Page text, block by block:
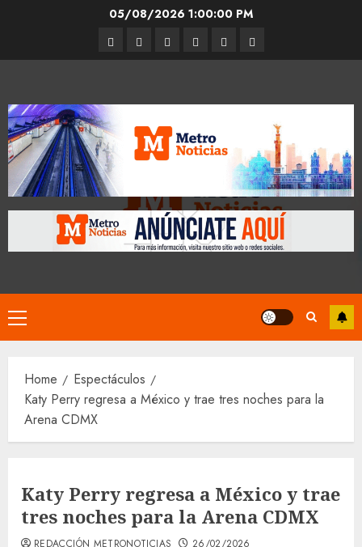
05/08/20261:00:01 PM
Entrevistas
Espectáculos
Movilidad
Metro
CDMX
CulturaOpinión
Primary
Menu
Home
Espectáculos
Katy Perry regresa a México y trae tres noches para la
Arena CDMX
Katy Perry regresa a México y trae
tres noches para la Arena CDMX
REDACCIÓN METRONOTICIAS 26/02/2026